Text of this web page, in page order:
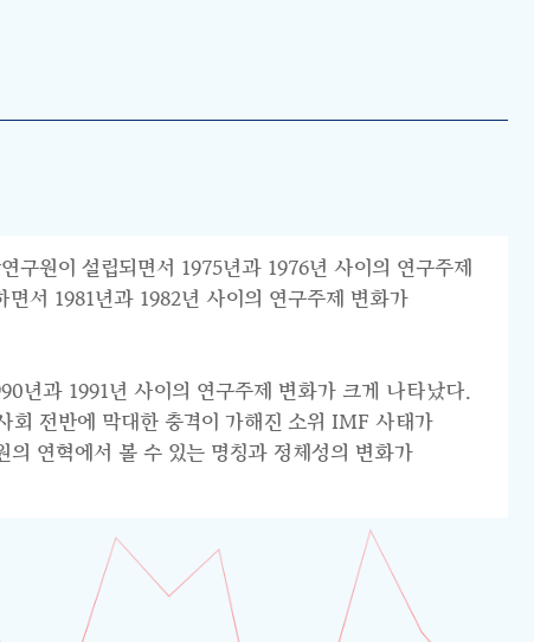
구원이 설립되면서 1975년과 1976년 사이의 연구주제
서 1981년과 1982년 사이의 연구주제 변화가
년과 1991년 사이의 연구주제 변화가 크게 나타났다.
회 전반에 막대한 충격이 가해진 소위 IMF 사태가
연혁에서 볼 수 있는 명칭과 정체성의 변화가